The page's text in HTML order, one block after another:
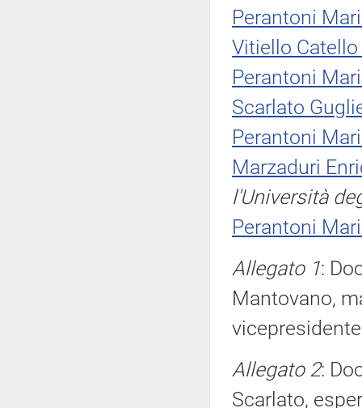
Perantoni
Vitiello Catello
Perantoni
Scarlato
Perantoni
Marzaduri
l'Università
Perantoni
Allegato 1:
Mantovano,
Allegato 2:
Scarlato,